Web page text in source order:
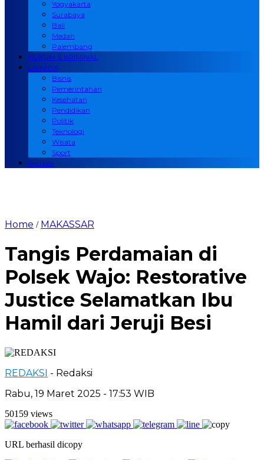
Yogyakarta
Surabaya
Bali
Medan
Palembang
HUKUM & KRIMINAL
LAINNYA
Bisnis
Pemerintahan
Kesehatan
Pendidikan
Politik
Teknologi
Wisata
Sport
Redaksi
Home / MAKASSAR
Tangis Perdamaian di
Polsek Wajo: Restorative
Justice Selamatkan Ibu
Hamil dari Jeruji Besi
REDAKSI - Redaksi
Rabu, 19 Maret 2025 - 17:53 WIB
50159 views
URL berhasil dicopy